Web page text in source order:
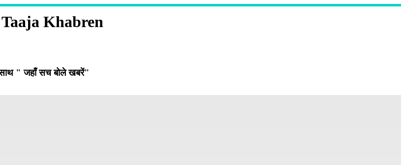
Khabren
" जहाँ सच बोले खबरें"